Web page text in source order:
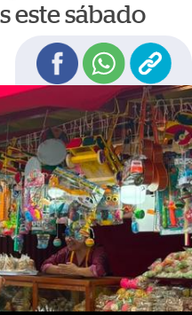
este sábado